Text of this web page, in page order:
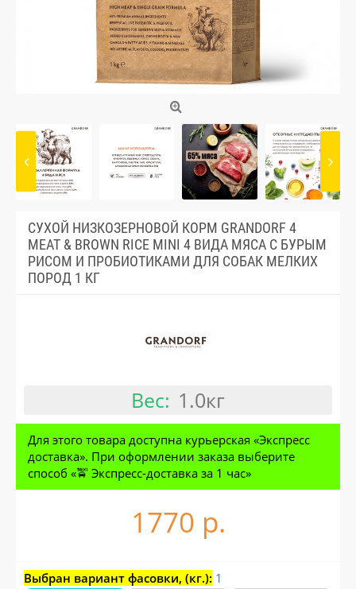
СУХОЙ НИЗКОЗЕРНОВОЙ КОРМ GRANDORF 4
MEAT & BROWN RICE MINI 4 ВИДА МЯСА С БУРЫМ
РИСОМ И ПРОБИОТИКАМИ ДЛЯ СОБАК МЕЛКИХ
ПОРОД 1 КГ
Вес: 1.0кг
Для этого товара доступна курьерская «Экспресс
доставка». При оформлении заказа выберите
способ «🚖 Экспресс-доставка за 1 час»
1770 р.
Выбран вариант фасовки, (кг.): 1